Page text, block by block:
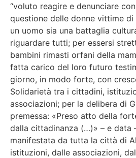
“voluto reagire e denunciare
questione delle donne vittime
un uomo sia una battaglia
riguardare tutti; per essersi
bambini rimasti orfani della
fatta carico del loro futuro
giorno, in modo forte, con
Solidarietà tra i cittadini,
associazioni; per la delibera di
premessa: «Preso atto della
dalla cittadinanza (…)» – e data
manifestata da tutta la città di
istituzioni, dalle associazioni,